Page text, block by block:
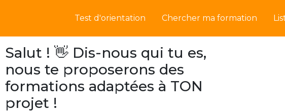
Test d'orientation Chercher ma formation
Salut ! 👋 Dis-nous qui tu es,
nous te proposerons des
formations adaptées à TON
projet !